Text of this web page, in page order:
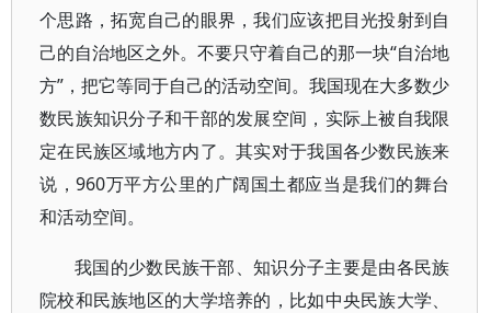
个思路，拓宽自己的眼界，我们应该把目光投射到自
己的自治地区之外。不要只守着自己的那一块“自治地
方”，把它等同于自己的活动空间。我国现在大多数少
数民族知识分子和干部的发展空间，实际上被自我限
定在民族区域地方内了。其实对于我国各少数民族来
说，960万平方公里的广阔国土都应当是我们的舞台
和活动空间。
我国的少数民族干部、知识分子主要是由各民族
院校和民族地区的大学培养的，比如中央民族大学、